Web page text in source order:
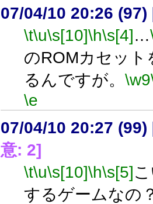
07/04/10 20:26 (97)
\t\u\s[10]\h\s[4]…
のROMカセッ
るんですが。 \w9
\e
07/04/10 20:27 (99)
意: 2]
\t\u\s[10]\h\s[5]
するゲームなの